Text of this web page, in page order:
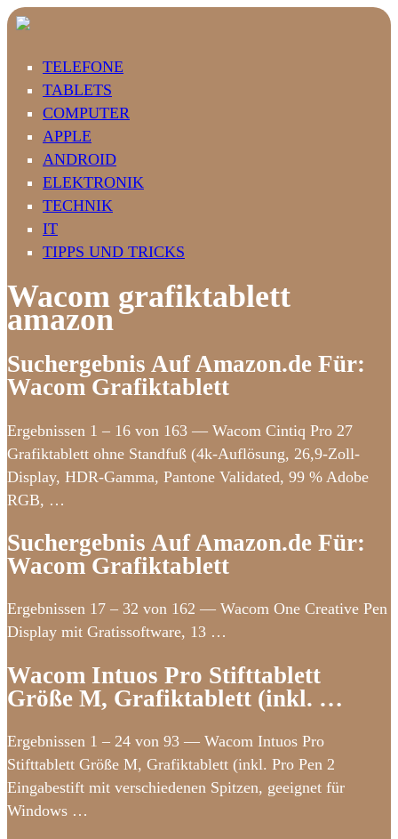
TELEFONE
TABLETS
COMPUTER
APPLE
ANDROID
ELEKTRONIK
TECHNIK
IT
TIPPS UND TRICKS
Wacom grafiktablett
amazon
Suchergebnis Auf Amazon.de Für:
Wacom Grafiktablett
Ergebnissen 1 – 16 von 163 — Wacom Cintiq Pro 27
Grafiktablett ohne Standfuß (4k-Auflösung, 26,9-Zoll-
Display, HDR-Gamma, Pantone Validated, 99 % Adobe
RGB, …
Suchergebnis Auf Amazon.de Für:
Wacom Grafiktablett
Ergebnissen 17 – 32 von 162 — Wacom One Creative Pen
Display mit Gratissoftware, 13 …
Wacom Intuos Pro Stifttablett
Größe M, Grafiktablett (inkl. …
Ergebnissen 1 – 24 von 93 — Wacom Intuos Pro
Stifttablett Größe M, Grafiktablett (inkl. Pro Pen 2
Eingabestift mit verschiedenen Spitzen, geeignet für
Windows …